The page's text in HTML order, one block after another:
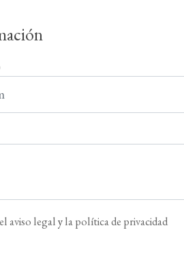
el aviso legalyla política de privacidad